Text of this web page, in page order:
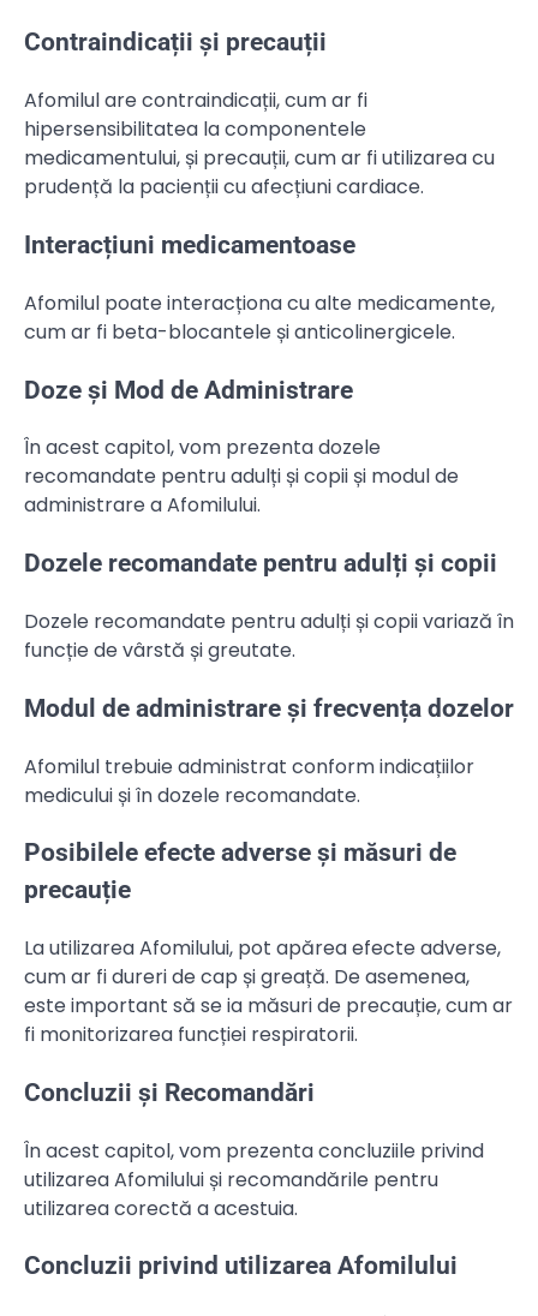
Contraindicații și precauții
Afomilul are contraindicații, cum ar fi
hipersensibilitatea la componentele
medicamentului, și precauții, cum ar fi utilizarea cu
prudență la pacienții cu afecțiuni cardiace.
Interacțiuni medicamentoase
Afomilul poate interacționa cu alte medicamente,
cum ar fi beta-blocantele și anticolinergicele.
Doze și Mod de Administrare
În acest capitol, vom prezenta dozele
recomandate pentru adulți și copii și modul de
administrare a Afomilului.
Dozele recomandate pentru adulți și copii
Dozele recomandate pentru adulți și copii variază în
funcție de vârstă și greutate.
Modul de administrare și frecvența dozelor
Afomilul trebuie administrat conform indicațiilor
medicului și în dozele recomandate.
Posibilele efecte adverse și măsuri de
precauție
La utilizarea Afomilului, pot apărea efecte adverse,
cum ar fi dureri de cap și greață. De asemenea,
este important să se ia măsuri de precauție, cum ar
fi monitorizarea funcției respiratorii.
Concluzii și Recomandări
În acest capitol, vom prezenta concluziile privind
utilizarea Afomilului și recomandările pentru
utilizarea corectă a acestuia.
Concluzii privind utilizarea Afomilului